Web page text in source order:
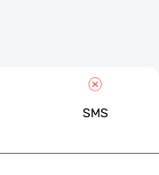
SMS